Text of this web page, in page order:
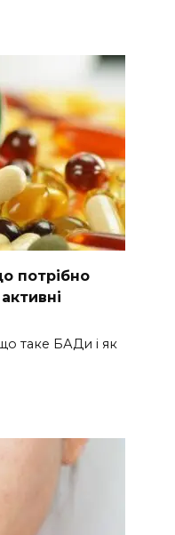
потрібно
таке БАДи і як